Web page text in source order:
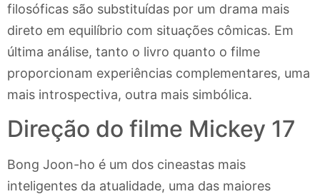
filosóficas são substituídas por um drama mais
direto em equilíbrio com situações cômicas. Em
última análise, tanto o livro quanto o filme
proporcionam experiências complementares, uma
mais introspectiva, outra mais simbólica.
Direção do filme Mickey 17
Bong Joon-ho é um dos cineastas mais
inteligentes da atualidade, uma das maiores